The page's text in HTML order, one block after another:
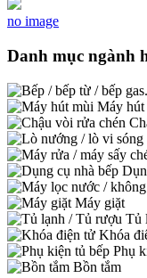
no image
Danh mục ngành
Máy hút
Máy giặt
Tủ
Khóa
Phụ
Bồn tắm